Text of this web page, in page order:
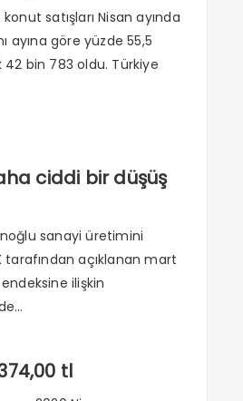
satışları Nisan ayında
ayına göre yüzde 55,5
42 bin 783 oldu. Türkiye
ciddi bir düşüş
sanayi üretimini
tarafından açıklanan mart
ilişkin
tl